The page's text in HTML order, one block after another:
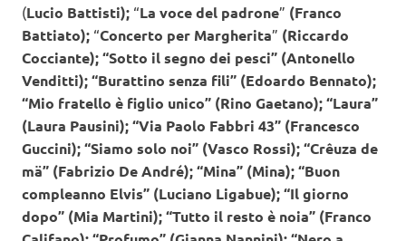
(Lucio Battisti); “La voce del padrone” (Franco
Battiato); “Concerto per Margherita” (Riccardo
Cocciante); “Sotto il segno dei pesci” (Antonello
Venditti); “Burattino senza fili” (Edoardo Bennato);
“Mio fratello è figlio unico” (Rino Gaetano); “Laura”
(Laura Pausini); “Via Paolo Fabbri 43” (Francesco
Guccini); “Siamo solo noi” (Vasco Rossi); “Crêuza de
mä” (Fabrizio De André); “Mina” (Mina); “Buon
compleanno Elvis” (Luciano Ligabue); “Il giorno
dopo” (Mia Martini); “Tutto il resto è noia” (Franco